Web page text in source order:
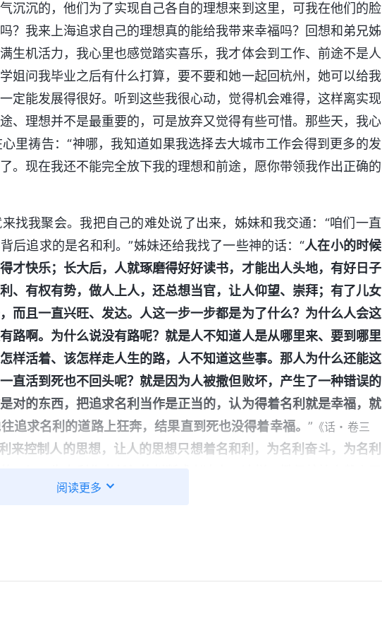
沉沉的，他们为了实现自己各自的理想来到这里，可我在他们的脸
？我来上海追求自己的理想真的能给我带来幸福吗？回想和弟兄姊
生机活力，我心里也感觉踏实喜乐，我才体会到工作、前途不是人
姐问我毕业之后有什么打算，要不要和她一起回杭州，她可以给我
定能发展得很好。听到这些我很心动，觉得机会难得，这样离实现
、理想并不是最重要的，可是放弃又觉得有些可惜。那些天，我心
里祷告：“神哪，我知道如果我选择去大城市工作会得到更多的发
。现在我还不能完全放下我的理想和前途，愿你带领我作出正确的
找我聚会。我把自己的难处说了出来，姊妹和我交通：“咱们一直
后追求的是名和利。”姊妹还给我找了一些神的话：“人在小的时候
才快乐；长大后，人就琢磨得好好读书，才能出人头地，有好日子
、有权有势，做人上人，还总想当官，让人仰望、崇拜；有了儿女
而且一直兴旺、发达。人这一步一步都是为了什么？为什么人会这
路啊。为什么说没有路呢？就是人不知道人是从哪里来、要到哪里
样活着、该怎样走人生的路，人不知道这些事。那人为什么还能这
直活到死也不回头呢？就是因为人被撒但败坏，产生了一种错误的
对的东西，把追求名利当作是正当的，认为得着名利就是幸福，就
追求名利的道路上狂奔，结果直到死也没得着幸福。” 《话・卷三
来控制人的思想，让人的思想只想着名和利，为名利奋斗，为名利
没有能力去挣脱，也没有勇气去挣脱，不知不觉地，人在戴着枷锁
处走，水往低处流’‘生当作人杰，死亦为鬼雄’这些思想观点来败坏
地追求名利，离神越来越远。”想想我从小就认为做人上人得到人
为了考上理想的大学别人都休息了我还在不断刷题，天天活在焦虑
实现自己当设计师的理想，我不断地给自己施加压力，到最后能好
阅读更多